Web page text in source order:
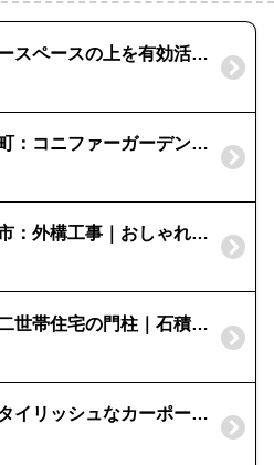
橿原市：カースペースの上を有効活用｜三協のグランフローア
奈良県斑鳩町：コニファーガーデンのあるエントランスガーデン｜機能門柱でオープン外構
大阪府吹田市：外構工事｜おしゃれなオープン外構
富田林市：二世帯住宅の門柱｜石積みを残した外構
橿原市：スタイリッシュなカーポート|U-Styleアゼスト